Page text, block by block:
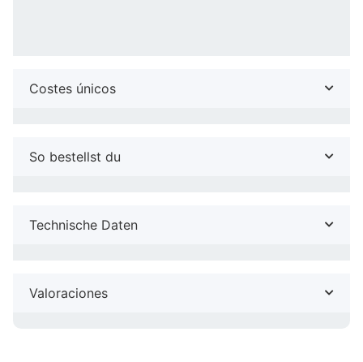
Costes únicos
So bestellst du
Technische Daten
Valoraciones